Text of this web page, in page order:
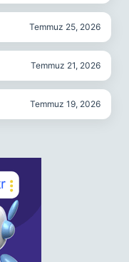
Temmuz 25, 2026
Temmuz 21, 2026
Temmuz 19, 2026